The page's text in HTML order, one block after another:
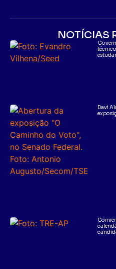
NOTÍCIAS
Davi